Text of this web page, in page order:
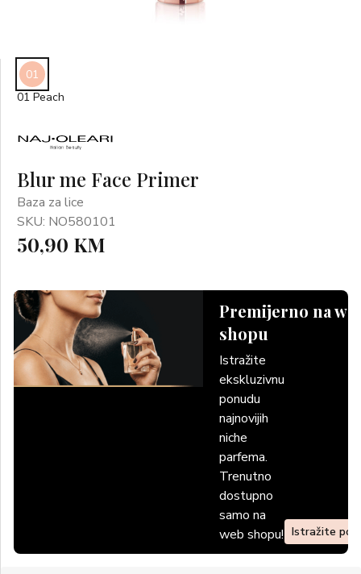
Blur me Face Primer
Baza za lice
SKU: NO580101
50,90 KM
Premijerno na
shopu
Istražite
ekskluzivnu
ponudu
najnovijih
niche
parfema.
Trenutno
dostupno
samo na
web shopu! Istražite
01
01 Peach